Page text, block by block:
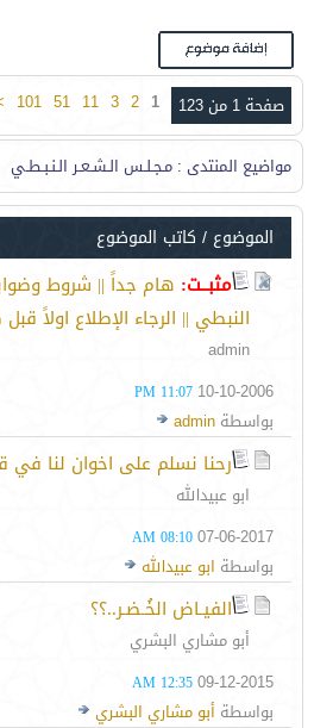
صفحة 1 من 123 1
2
3
11
51
101
مواضيع المنتدى : مـجـلـس الـشـعـر الـنـبـطـي
الموضوع / كاتب الموضوع
مثبــت: هام جداً || شروط
النبطي || الرجاء الإطلاع اولاً
admin
10-10-2006
11:07 PM
بواسطة admin
رحنا نسلم على اخوان لنا في
ابو عبيدالله
07-06-2017
08:10 AM
بواسطة ابو عبيدالله
الفيـاض الخُـضـر..؟؟
أبو مشاري البشري
09-12-2015
12:35 AM
بواسطة أبو مشاري البشري